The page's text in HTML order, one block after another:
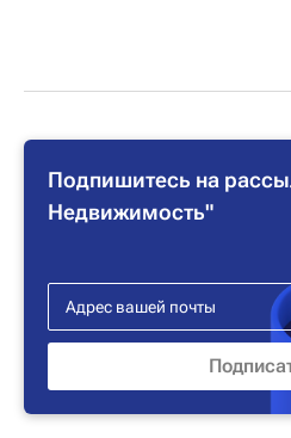
Подпишитесь на
Недвижимость"